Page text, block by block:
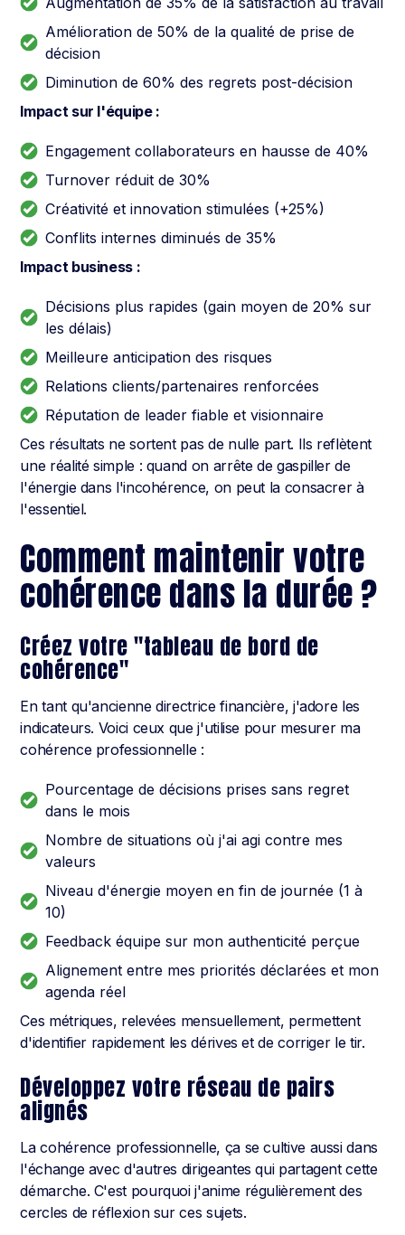
Amélioration de 50% de la qualité de prise de
décision
Diminution de 60% des regrets post-décision
Impact sur l'équipe :
Engagement collaborateurs en hausse de 40%
Turnover réduit de 30%
Créativité et innovation stimulées (+25%)
Conflits internes diminués de 35%
Impact business :
Décisions plus rapides (gain moyen de 20% sur
les délais)
Meilleure anticipation des risques
Relations clients/partenaires renforcées
Réputation de leader fiable et visionnaire
Ces résultats ne sortent pas de nulle part. Ils reflètent
une réalité simple : quand on arrête de gaspiller de
l'énergie dans l'incohérence, on peut la consacrer à
l'essentiel.
Comment maintenir votre
cohérence dans la durée ?
Créez votre "tableau de bord de
cohérence"
En tant qu'ancienne directrice financière, j'adore les
indicateurs. Voici ceux que j'utilise pour mesurer ma
cohérence professionnelle :
Pourcentage de décisions prises sans regret
dans le mois
Nombre de situations où j'ai agi contre mes
valeurs
Niveau d'énergie moyen en fin de journée (1 à
10)
Feedback équipe sur mon authenticité perçue
Alignement entre mes priorités déclarées et mon
agenda réel
Ces métriques, relevées mensuellement, permettent
d'identifier rapidement les dérives et de corriger le tir.
Développez votre réseau de pairs
alignés
La cohérence professionnelle, ça se cultive aussi dans
l'échange avec d'autres dirigeantes qui partagent cette
démarche. C'est pourquoi j'anime régulièrement des
cercles de réflexion sur ces sujets.